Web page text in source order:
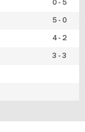
0 - 5
5 - 0
4 - 2
3 - 3